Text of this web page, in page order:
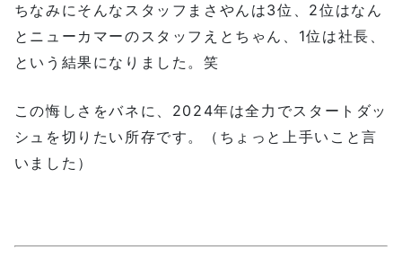
ちなみにそんなスタッフまさやんは3位、2位はなん
とニューカマーのスタッフえとちゃん、1位は社長、
という結果になりました。笑
この悔しさをバネに、2024年は全力でスタートダッ
シュを切りたい所存です。（ちょっと上手いこと言
いました）